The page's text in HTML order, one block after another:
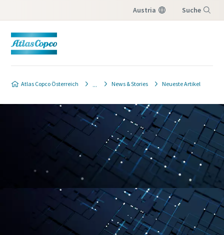
Austria Suche
Atlas Copco Österreich News & Stories Neueste Artikel